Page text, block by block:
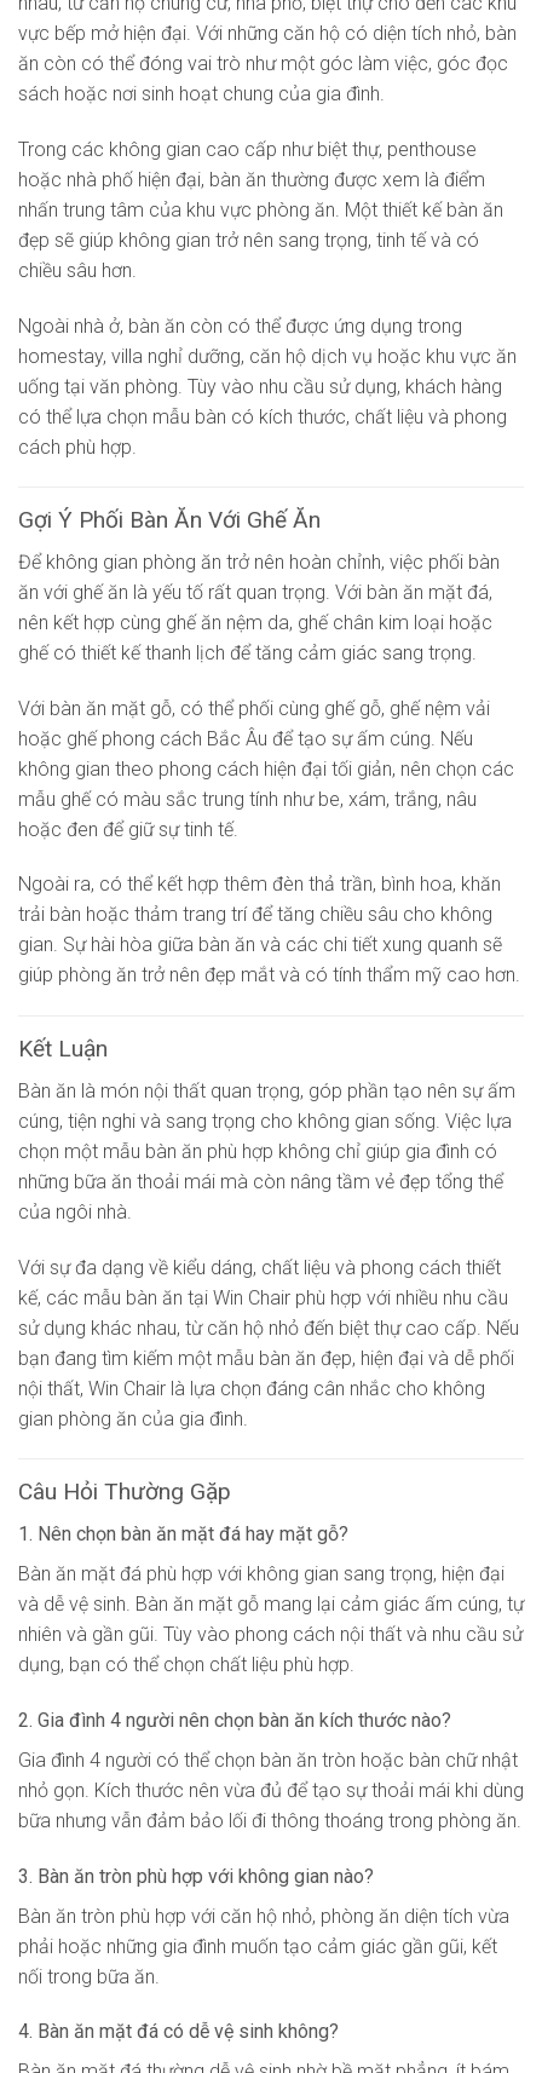
vực bếp mở hiện đại. Với những căn hộ có diện tích nhỏ, bàn
ăn còn có thể đóng vai trò như một góc làm việc, góc đọc
sách hoặc nơi sinh hoạt chung của gia đình.
Trong các không gian cao cấp như biệt thự, penthouse
hoặc nhà phố hiện đại, bàn ăn thường được xem là điểm
nhấn trung tâm của khu vực phòng ăn. Một thiết kế bàn ăn
đẹp sẽ giúp không gian trở nên sang trọng, tinh tế và có
chiều sâu hơn.
Ngoài nhà ở, bàn ăn còn có thể được ứng dụng trong
homestay, villa nghỉ dưỡng, căn hộ dịch vụ hoặc khu vực ăn
uống tại văn phòng. Tùy vào nhu cầu sử dụng, khách hàng
có thể lựa chọn mẫu bàn có kích thước, chất liệu và phong
cách phù hợp.
Gợi Ý Phối Bàn Ăn Với Ghế Ăn
Để không gian phòng ăn trở nên hoàn chỉnh, việc phối bàn
ăn với ghế ăn là yếu tố rất quan trọng. Với bàn ăn mặt đá,
nên kết hợp cùng ghế ăn nệm da, ghế chân kim loại hoặc
ghế có thiết kế thanh lịch để tăng cảm giác sang trọng.
Với bàn ăn mặt gỗ, có thể phối cùng ghế gỗ, ghế nệm vải
hoặc ghế phong cách Bắc Âu để tạo sự ấm cúng. Nếu
không gian theo phong cách hiện đại tối giản, nên chọn các
mẫu ghế có màu sắc trung tính như be, xám, trắng, nâu
hoặc đen để giữ sự tinh tế.
Ngoài ra, có thể kết hợp thêm đèn thả trần, bình hoa, khăn
trải bàn hoặc thảm trang trí để tăng chiều sâu cho không
gian. Sự hài hòa giữa bàn ăn và các chi tiết xung quanh sẽ
giúp phòng ăn trở nên đẹp mắt và có tính thẩm mỹ cao hơn.
Kết Luận
Bàn ăn là món nội thất quan trọng, góp phần tạo nên sự ấm
cúng, tiện nghi và sang trọng cho không gian sống. Việc lựa
chọn một mẫu bàn ăn phù hợp không chỉ giúp gia đình có
những bữa ăn thoải mái mà còn nâng tầm vẻ đẹp tổng thể
của ngôi nhà.
Với sự đa dạng về kiểu dáng, chất liệu và phong cách thiết
kế, các mẫu bàn ăn tại Win Chair phù hợp với nhiều nhu cầu
sử dụng khác nhau, từ căn hộ nhỏ đến biệt thự cao cấp. Nếu
bạn đang tìm kiếm một mẫu bàn ăn đẹp, hiện đại và dễ phối
nội thất, Win Chair là lựa chọn đáng cân nhắc cho không
gian phòng ăn của gia đình.
Câu Hỏi Thường Gặp
1. Nên chọn bàn ăn mặt đá hay mặt gỗ?
Bàn ăn mặt đá phù hợp với không gian sang trọng, hiện đại
và dễ vệ sinh. Bàn ăn mặt gỗ mang lại cảm giác ấm cúng, tự
nhiên và gần gũi. Tùy vào phong cách nội thất và nhu cầu sử
dụng, bạn có thể chọn chất liệu phù hợp.
2. Gia đình 4 người nên chọn bàn ăn kích thước nào?
Gia đình 4 người có thể chọn bàn ăn tròn hoặc bàn chữ nhật
nhỏ gọn. Kích thước nên vừa đủ để tạo sự thoải mái khi dùng
bữa nhưng vẫn đảm bảo lối đi thông thoáng trong phòng ăn.
3. Bàn ăn tròn phù hợp với không gian nào?
Bàn ăn tròn phù hợp với căn hộ nhỏ, phòng ăn diện tích vừa
phải hoặc những gia đình muốn tạo cảm giác gần gũi, kết
nối trong bữa ăn.
4. Bàn ăn mặt đá có dễ vệ sinh không?